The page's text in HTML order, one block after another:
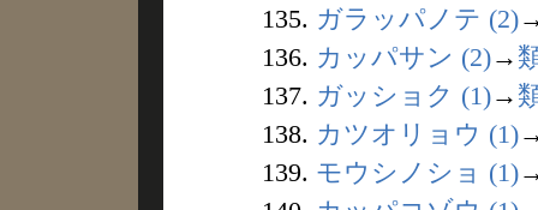
135. ガラッパノテ (2)
136. カッパサン (2)→
137. ガッショク (1)→
138. カツオリョウ (1)
139. モウシノショ (1)